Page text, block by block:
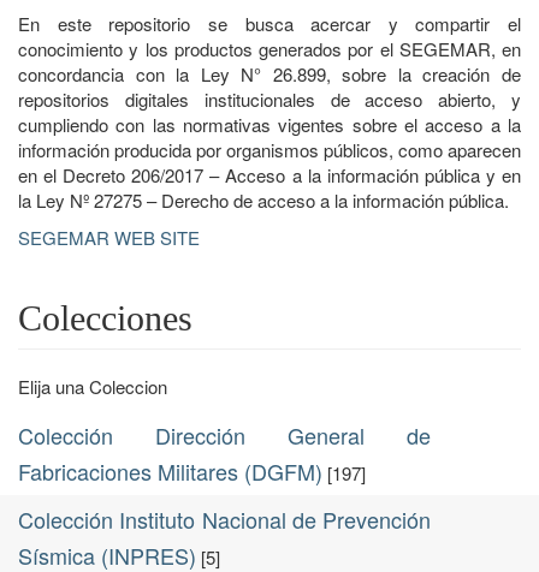
En este repositorio se busca acercar y compartir el
conocimiento y los productos generados por el SEGEMAR, en
concordancia con la Ley N° 26.899, sobre la creación de
repositorios digitales institucionales de acceso abierto, y
cumpliendo con las normativas vigentes sobre el acceso a la
información producida por organismos públicos, como aparecen
en el Decreto 206/2017 – Acceso a la información pública y en
la Ley Nº 27275 – Derecho de acceso a la información pública.
SEGEMAR WEB SITE
Colecciones
Elija una Coleccion
Colección Dirección General de
Fabricaciones Militares (DGFM) [197]
Colección Instituto Nacional de Prevención
Sísmica (INPRES) [5]